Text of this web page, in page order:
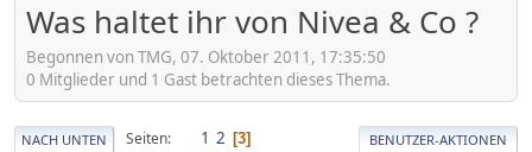
Was haltet ihr von Nivea & Co ?
Begonnen von TMG, 07. Oktober 2011, 17:35:50
0 Mitglieder und 1 Gast betrachten dieses Thema.
NACH UNTEN Seiten 1 2 3 BENUTZER-AKTIONEN